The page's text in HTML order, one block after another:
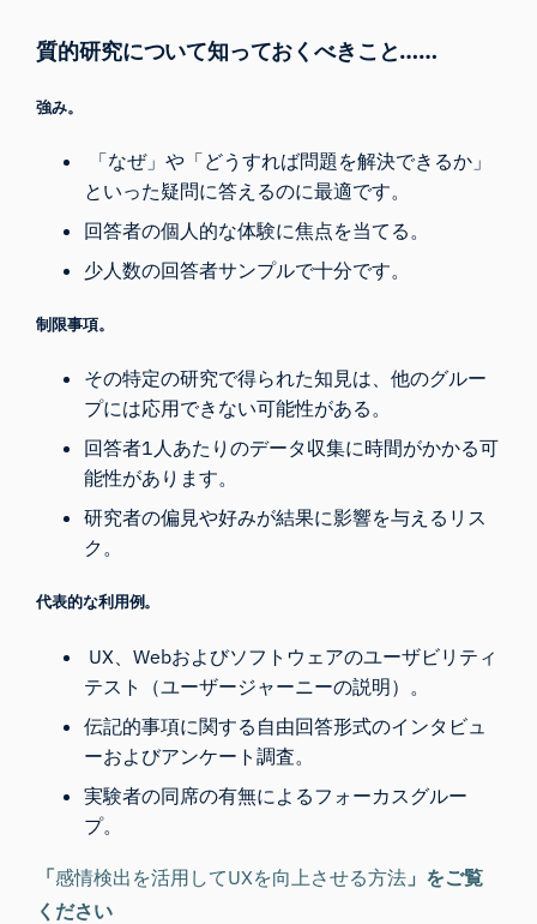
質的研究について知っておくべきこと……
強み。
「なぜ」や「どうすれば問題を解決できるか」
といった疑問に答えるのに最適です。
回答者の個人的な体験に焦点を当てる。
少人数の回答者サンプルで十分です。
制限事項。
その特定の研究で得られた知見は、他のグルー
プには応用できない可能性がある。
回答者1人あたりのデータ収集に時間がかかる可
能性があります。
研究者の偏見や好みが結果に影響を与えるリス
ク。
代表的な利用例。
UX、Webおよびソフトウェアのユーザビリティ
テスト（ユーザージャーニーの説明）。
伝記的事項に関する自由回答形式のインタビュ
ーおよびアンケート調査。
実験者の同席の有無によるフォーカスグルー
プ。
「感情検出を活用してUXを向上させる方法 」をご覧
ください